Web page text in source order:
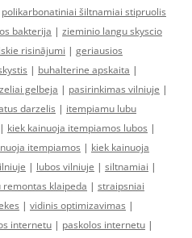
polikarbonatiniai šiltnamiai stipruolis
bakterija | zieminio langu skyscio
risinājumi | geriausios
| buhalterine apskaita |
gelbeja | pasirinkimas vilniuje |
darzelis | itempiamu lubu
| kiek kainuoja itempiamos lubos |
itempiamos | kiek kainuoja
| lubos vilniuje | siltnamiai |
klaipeda | straipsniai
| vidinis optimizavimas |
internetu | paskolos internetu |